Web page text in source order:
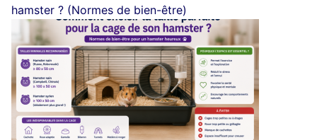
hamster ? (Normes de bien-être)